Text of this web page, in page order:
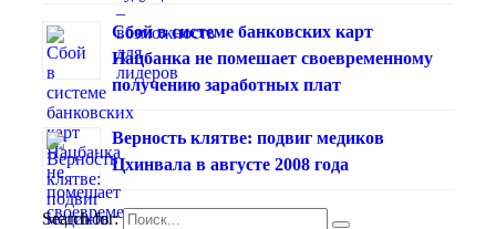
Сбой в системе банковских карт
Нацбанка не помешает своевременному
получению заработных плат
Верность клятве: подвиг медиков
Цхинвала в августе 2008 года
Search for: